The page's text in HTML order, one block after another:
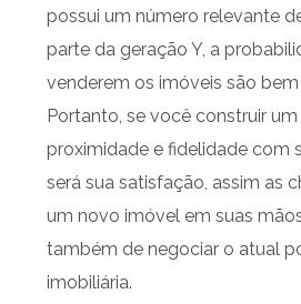
possui um número relevante
parte da geração Y, a
venderem os imóveis são bem
Portanto, se você construir
proximidade e fidelidade com
será sua satisfação, assim as
um novo imóvel em suas
também de negociar o atual
imobiliária.